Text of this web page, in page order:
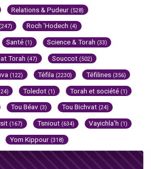
Relations & Pudeur (528)
(247) Roch 'Hodech (4)
Santé (1) Science & Torah (33)
Torah (47) Souccot (502)
(122) Téfila (2230) Téfilines (356)
Toledot (1) Torah et société (1)
Tou Béav (3) Tou Bichvat (24)
(167) Tsniout (634) Vayichla'h (1)
Yom Kippour (318)